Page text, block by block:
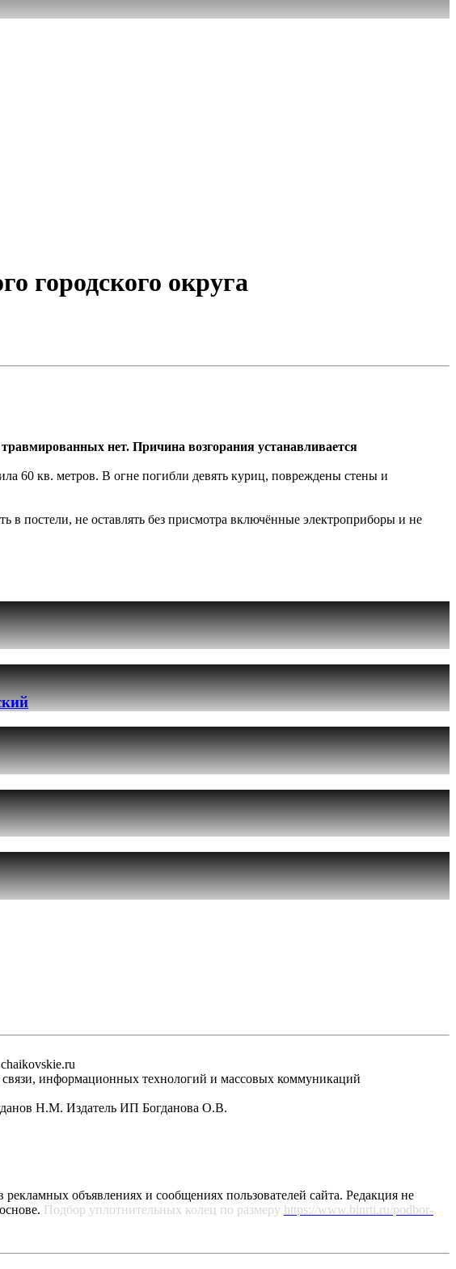
городского округа
нет. Причина возгорания устанавливается
60 кв. метров. В огне погибли девять куриц, повреждены стены и
постели, не оставлять без присмотра включённые электроприборы и не
информационных технологий и массовых коммуникаций
Н.М. Издатель ИП Богданова О.В.
объявлениях и сообщениях пользователей сайта. Редакция не
Подбор уплотнительных колец по размеру https://www.binrti.ru/podbor-